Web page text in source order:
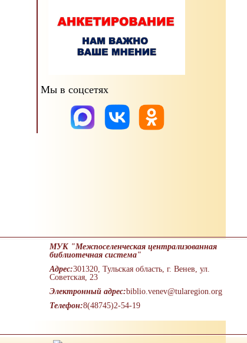
Мы в соцсетях
МУК "Межпоселенческая централизованная
библиотечная система"
Адрес:301320, Тульская область, г. Венев, ул.
Советская, 23
Электронный адрес:biblio.venev@tularegion.org
Телефон:8(48745)2-54-19